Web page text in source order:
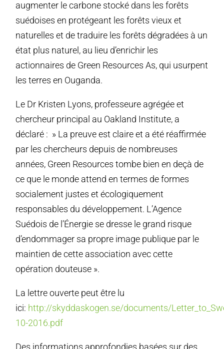
augmenter le carbone stocké dans les forêts
suédoises en protégeant les forêts vieux et
naturelles et de traduire les forêts dégradées à un
état plus naturel, au lieu d’enrichir les
actionnaires de Green Resources As, qui usurpent
les terres en Ouganda.
Le Dr Kristen Lyons, professeure agrégée et
chercheur principal au Oakland Institute, a
déclaré : » La preuve est claire et a été réaffirmée
par les chercheurs depuis de nombreuses
années, Green Resources tombe bien en deçà de
ce que le monde attend en termes de formes
socialement justes et écologiquement
responsables du développement. L’Agence
Suédois de l’Énergie se dresse le grand risque
d’endommager sa propre image publique par le
maintien de cette association avec cette
opération douteuse ».
La lettre ouverte peut être lu
ici: http://skyddaskogen.se/documents/
10-2016.pdf
Des informations approfondies basées sur des